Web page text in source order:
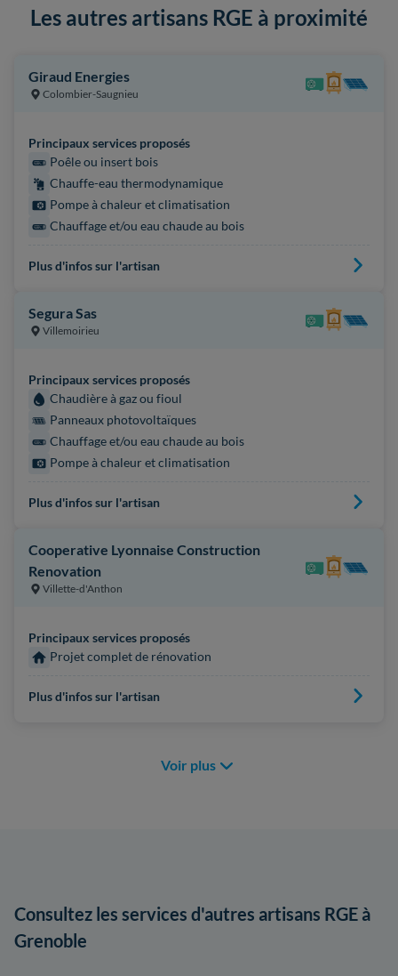
Les autres artisans RGE à proximité
Giraud Energies
Colombier-Saugnieu
Principaux services proposés
Poêle ou insert bois
Chauffe-eau thermodynamique
Pompe à chaleur et climatisation
Chauffage et/ou eau chaude au bois
Plus d'infos sur l'artisan
Segura Sas
Villemoirieu
Principaux services proposés
Chaudière à gaz ou fioul
Panneaux photovoltaïques
Chauffage et/ou eau chaude au bois
Pompe à chaleur et climatisation
Plus d'infos sur l'artisan
Cooperative Lyonnaise Construction
Renovation
Villette-d'Anthon
Principaux services proposés
Projet complet de rénovation
Plus d'infos sur l'artisan
Voir plus
Consultez les services d'autres artisans RGE à
Grenoble